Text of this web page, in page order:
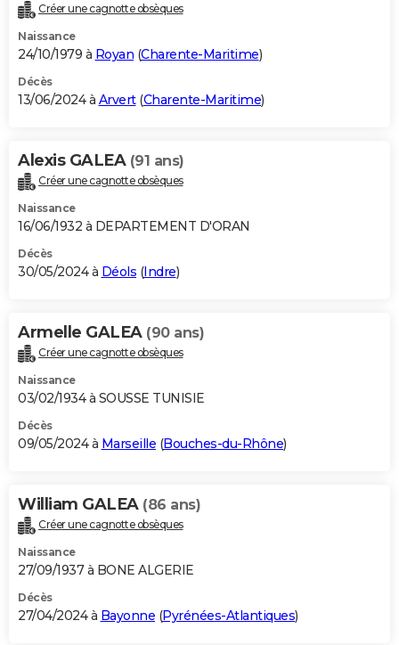
Créer une cagnotte obsèques
Naissance
24/10/1979 à Royan (Charente-Maritime)
Décès
13/06/2024 à Arvert(Charente-Maritime)
Alexis GALEA (91 ans)
Créer une cagnotte obsèques
Naissance
16/06/1932 à DEPARTEMENT D'ORAN
Décès
30/05/2024 à Déols (Indre)
Armelle GALEA (90 ans)
Créer une cagnotte obsèques
Naissance
03/02/1934 à SOUSSE TUNISIE
Décès
09/05/2024 à Marseille (Bouches-du-Rhône)
William GALEA (86 ans)
Créer une cagnotte obsèques
Naissance
27/09/1937 à BONE ALGERIE
Décès
27/04/2024 à Bayonne (Pyrénées-Atlantiques)